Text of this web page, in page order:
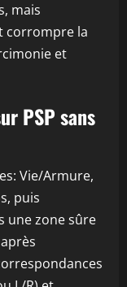
mais
corrompre la
et
PSP sans
Vie/Armure,
puis
une zone sûre